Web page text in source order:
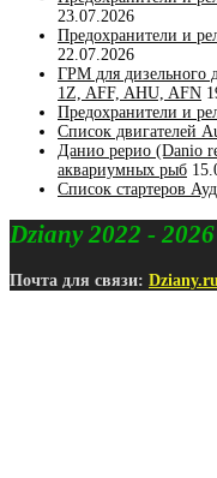
23.07.2026
Предохранители и
22.07.2026
ГРМ для дизельного
1Z, AFF, AHU, AFN
Предохранители и
Список двигателей
Данио рерио (Danio
аквариумных рыб
Список стартеров
Dziany 2022 - 2026
Почта для связи: